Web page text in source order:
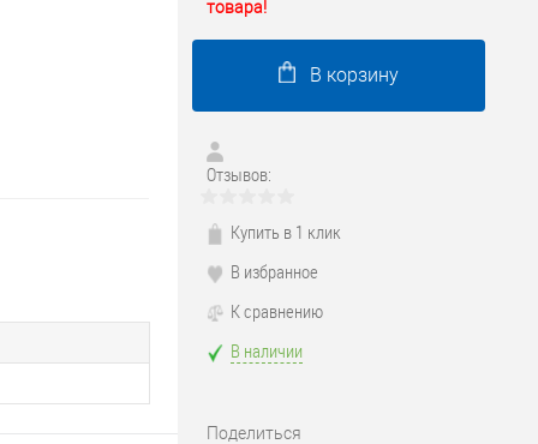
товара!
В корзину
Отзывов:
Купить в 1 клик
В избранное
К сравнению
В наличии
Поделиться